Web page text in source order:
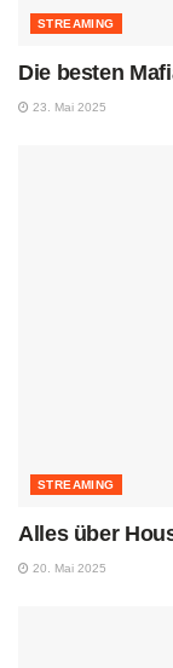
STREAMING
Die besten
23. Mai 2025
STREAMING
Alles über
20. Mai 2025